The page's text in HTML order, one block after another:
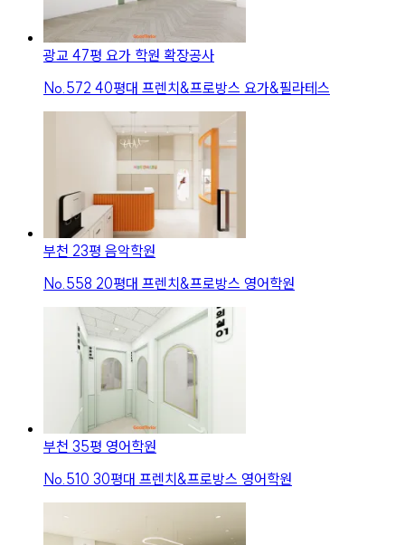
광교 47평 요가 학원 확장공사
No. 572 40평대 프렌치&프로방스 요가&필라테스
부천 23평 음악학원
No. 558 20평대 프렌치&프로방스 영어학원
부천 35평 영어학원
No. 510 30평대 프렌치&프로방스 영어학원